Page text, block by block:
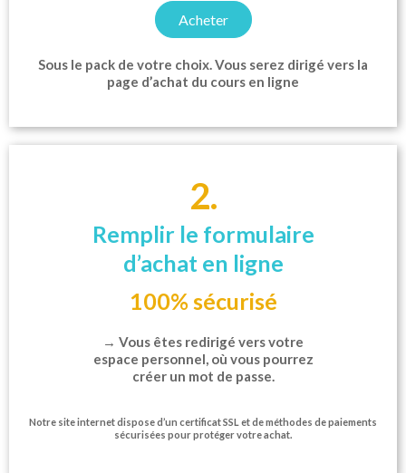
Acheter
Sous le pack de votre choix. Vous serez dirigé vers la
page d’achat du cours en ligne
2.
Remplir le formulaire
d’achat en ligne
100% sécurisé
→ Vous êtes redirigé vers votre
espace personnel, où vous pourrez
créer un mot de passe.
Notre site internet dispose d’un certificat SSL et de méthodes de paiements
sécurisées pour protéger votre achat.